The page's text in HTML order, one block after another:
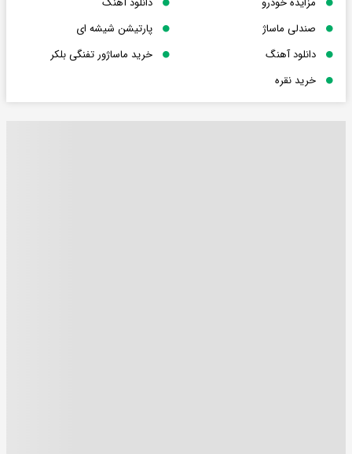
صندلی ماساژ
پارتیشن شیشه ای
دانلود آهنگ
خرید ماساژور تفنگی بلکر
خرید نقره